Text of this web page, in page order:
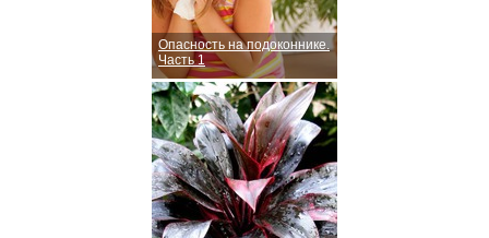
Опасность на подоконнике.
Часть 1